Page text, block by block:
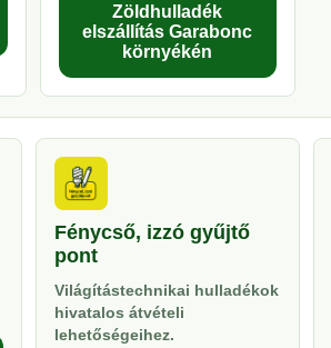
Zöldhulladék
elszállítás Garabonc
környékén
Fénycső, izzó gyűjtő
pont
Világítástechnikai hulladékok
hivatalos átvételi
lehetőségeihez.